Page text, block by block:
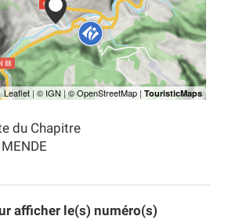
du Chapitre
MENDE
afficher le(s) numéro(s)